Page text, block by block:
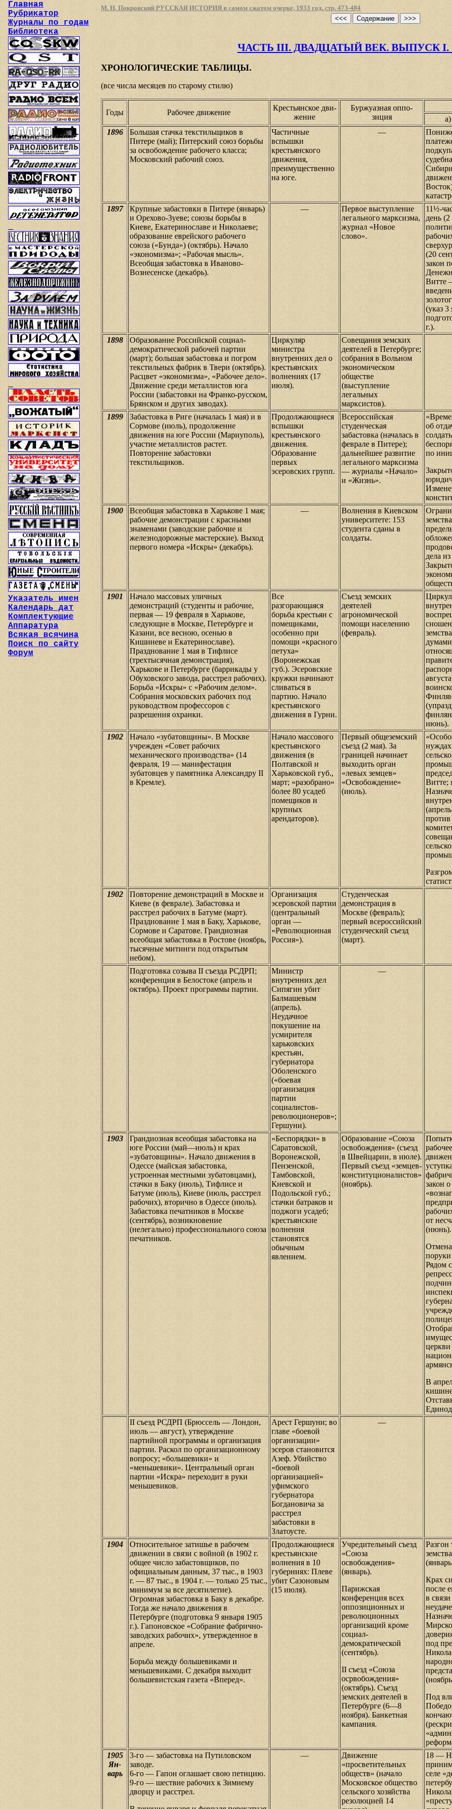
Главная
Рубрикатор
Журналы по годам
Библиотека
Указатель имен
Календарь дат
Комплектующие
Аппаратура
Всякая всячина
Поиск по сайту
Форум
М. Н. Покровский РУССКАЯ ИСТОРИЯ в самом сжатом очерке, 1933 год, стр. 473-484
ЧАСТЬ III. ДВАДЦАТЫЙ ВЕК. ВЫПУСК I.
ХРОНОЛОГИЧЕСКИЕ ТАБЛИЦЫ.
(все числа месяцев по старому стилю)
Годы Рабочее движение
Крестьянское дви-
жение
Буржуазная оппо-
зиция
1896
Большая стачка текстильщиков в
Питере (май); Питерский союз борьбы
за освобождение рабочего класса;
Московский рабочий союз.
Частичные
вспышки
крестьянского
движения,
преимущественно
на юге.
—
1897
Крупные забастовки в Питере (январь)
и Орехово-Зуеве; союзы борьбы в
Киеве, Екатеринославе и Николаеве;
образование еврейского рабочего
союза («Бунда») (октябрь). Начало
«экономизма»; «Рабочая мысль».
Всеобщая забастовка в Иваново-
Вознесенске (декабрь).
—
Первое выступление
легального марксизма,
журнал «Новое
слово».
11½-
день
(20
закон
Витте
(указ 3
г.).
1898
Образование Российской социал-
демократической рабочей партии
(март); большая забастовка и погром
текстильных фабрик в Твери (октябрь).
Расцвет «экономизма», «Рабочее дело».
Движение среди металлистов юга
России (забастовки на Франко-русском,
Брянском и других заводах).
Циркуляр
министра
внутренних дел о
крестьянских
волнениях (17
июля).
Совещания земских
деятелей в Петербурге;
собрания в Вольном
экономическом
обществе
(выступление
легальных
марксистов).
1899
Забастовка в Риге (началась 1 мая) и в
Сормове (июль), продолжение
движения на юге России (Мариуполь),
участие металлистов растет.
Повторение забастовки
текстильщиков.
Продолжающиеся
вспышки
крестьянского
движения.
Образование
первых
эсеровских групп.
Всероссийская
студенческая
забастовка (началась в
феврале в Питере);
дальнейшее развитие
легального марксизма
— журналы «Начало»
и «Жизнь».
об
по
1900
Всеобщая забастовка в Харькове 1 мая;
рабочие демонстрации с красными
знаменами (заводские рабочие и
железнодорожные мастерские). Выход
первого номера «Искры» (декабрь).
—
Волнения в Киевском
университете: 153
студента сданы в
солдаты.
дела
1901
Начало массовых уличных
демонстраций (студенты и рабочие,
первая — 19 февраля в Харькове,
следующие в Москве, Петербурге и
Казани, все весною, осенью в
Кишиневе и Екатеринославе).
Празднование 1 мая в Тифлисе
(трехтысячная демонстрация),
Харькове и Петербурге (баррикады у
Обуховского завода, расстрел рабочих).
Борьба «Искры» с «Рабочим делом».
Собрания московских рабочих под
руководством профессоров с
разрешения охранки.
Все
разгорающаяся
борьба крестьян с
помещиками,
особенно при
помощи «красного
петуха»
(Воронежская
губ.). Эсеровские
кружки начинают
сливаться в
партию. Начало
крестьянского
движения в Гурни.
Съезд земских
деятелей
агрономической
помощи населению
(февраль).
июнь).
1902
Начало «зубатовщины». В Москве
учрежден «Совет рабочих
механического производства» (14
февраля, 19 — манифестация
зубатовцев у памятника Александру II
в Кремле).
Начало массового
крестьянского
движения (в
Полтавской и
Харьковской губ.,
март; «разобрано»
более 80 усадеб
помещиков и
крупных
арендаторов).
Первый общеземский
съезд (2 мая). За
границей начинает
выходить орган
«левых земцев»
«Освобождение»
(июль).
нуждах
Витте;
1902
Повторение демонстраций в Москве и
Киеве (в феврале). Забастовка и
расстрел рабочих в Батуме (март).
Празднование 1 мая в Баку, Харькове,
Сормове и Саратове. Грандиозная
всеобщая забастовка в Ростове (ноябрь,
тысячные митинги под открытым
небом).
Организация
эсеровской партии
(центральный
орган —
«Революционная
Россия»).
Студенческая
демонстрация в
Москве (февраль);
первый всероссийский
студенческий съезд
(март).
Подготовка созыва II съезда РСДРП;
конференция в Белостоке (апрель и
октябрь). Проект программы партии.
Министр
внутренних дел
Сипягин убит
Балмашевым
(апрель).
Неудачное
покушение на
усмирителя
харьковских
крестьян,
губернатора
Оболенского
(«боевая
организация
партии
социалистов-
революционеров»;
Гершуни).
—
1903
Грандиозная всеобщая забастовка на
юге России (май—июль) и крах
«зубатовщины». Начало движения в
Одессе (майская забастовка,
устроенная местными зубатовцами),
стачки в Баку (июль), Тифлисе и
Батуме (июль), Киеве (июль, расстрел
рабочих), вторично в Одессе (июль).
Забастовка печатников в Москве
(сентябрь), возникновение
(нелегально) профессионального союза
печатников.
«Беспорядки» в
Саратовской,
Воронежской,
Пензенской,
Тамбовской,
Киевской и
Подольской губ.;
стачки батраков и
поджоги усадеб;
крестьянские
волнения
становятся
обычным
явлением.
Образование «Союза
освобождения» (съезд
в Швейцарии, в июле).
Первый съезд «земцев-
конституционалистов»
(ноябрь).
закон о
от
(нюнь).
поруки
Рядом
церкви
В
II съезд РСДРП (Брюссель — Лондон,
июль — август), утверждение
партийной программы и организация
партии. Раскол по организационному
вопросу; «большевики» и
«меньшевики». Центральный орган
партии «Искра» переходит в руки
меньшевиков.
Арест Гершуни; во
главе «боевой
организации»
эсеров становится
Азеф. Убийство
«боевой
организацией»
уфимского
губернатора
Богдановича за
расстрел
забастовки в
Златоусте.
—
1904
Относительное затишье в рабочем
движении в связи с войной (в 1902 г.
общее число забастовщиков, по
официальным данным, 37 тыс., в 1903
г. — 87 тыс., в 1904 г. — только 25 тыс.,
минимум за все десятилетие).
Огромная забастовка в Баку в декабре.
Тогда же начало движения в
Петербурге (подготовка 9 января 1905
г.). Гапоновское «Собрание фабрично-
заводских рабочих», утвержденное в
апреле.
Борьба между большевиками и
меньшевиками. С декабря выходит
большевистская газета «Вперед».
Продолжающиеся
крестьянские
волнения в 10
губерниях: Плеве
убит Сазоновым
(15 июля).
Учредительный съезд
«Союза
освобождения»
(январь).
Парижская
конференция всех
оппозиционных и
революционных
организаций кроме
социал-
демократической
(сентябрь).
II съезд «Союза
осрвобождения»
(октябрь). Съезд
земских деятелей в
Петербурге (6—8
ноября). Банкетная
кампания.
Разгон
Крах
после
в
под
Под
1905
Ян-
варь
3-го — забастовка на Путиловском
заводе.
6-го — Гапон оглашает свою петицию.
9-го — шествие рабочих к Зимнему
дворцу и расстрел.
—
Движение
«просветительных
обществ» (начало
Московское общество
сельского хозяйства
резолюцией 14
18 —
селе